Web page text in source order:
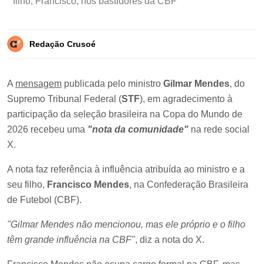
Redação Crusoé
A mensagem publicada pelo ministro Gilmar Mendes, do
Supremo Tribunal Federal (STF), em agradecimento à
participação da seleção brasileira na Copa do Mundo de
2026 recebeu uma "nota da comunidade" na rede social
X.
A nota faz referência à influência atribuída ao ministro e a
seu filho, Francisco Mendes, na Confederação Brasileira
de Futebol (CBF).
"Gilmar Mendes não mencionou, mas ele próprio e o filho
têm grande influência na CBF", diz a nota do X.